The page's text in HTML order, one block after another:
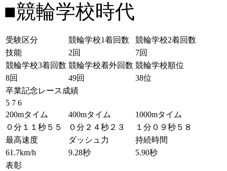
■競輪学校時代
受験区分 競輪学校1着回数
競輪学校2着回数
技能
2回
7回
競輪学校3着回数 競輪学校着外回数 競輪学校順位
8回
49回
38位
卒業記念レース成績
5 7 6
200mタイム
400mタイム
1000mタイム
０分１１秒５５
０分２４秒２３
１分０９秒５８
最高速度
ダッシュ力
持続時間
61.7km/h
9.28秒
5.90秒
表彰